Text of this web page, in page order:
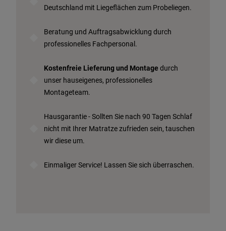
Deutschland mit Liegeflächen zum Probeliegen.
Beratung und Auftragsabwicklung durch
professionelles Fachpersonal.
Kostenfreie Lieferung und Montage durch
unser hauseigenes, professionelles
Montageteam.
Hausgarantie - Sollten Sie nach 90 Tagen Schlaf
nicht mit Ihrer Matratze zufrieden sein, tauschen
wir diese um.
Einmaliger Service! Lassen Sie sich überraschen.